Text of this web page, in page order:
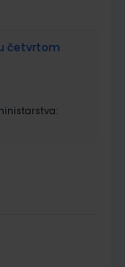
u četvrtom